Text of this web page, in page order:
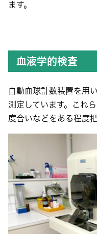
ます。
血液学的検査
自動血球計数装置を用
測定しています。これ
度合いなどをある程度